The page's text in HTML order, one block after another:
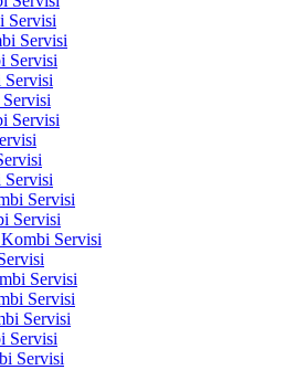
Servisi
Servisi
Servisi
Servisi
Servisi
Servisi
Servisi
Servisi
Servisi
Servisi
Servisi
Servisi
Servisi
Servisi